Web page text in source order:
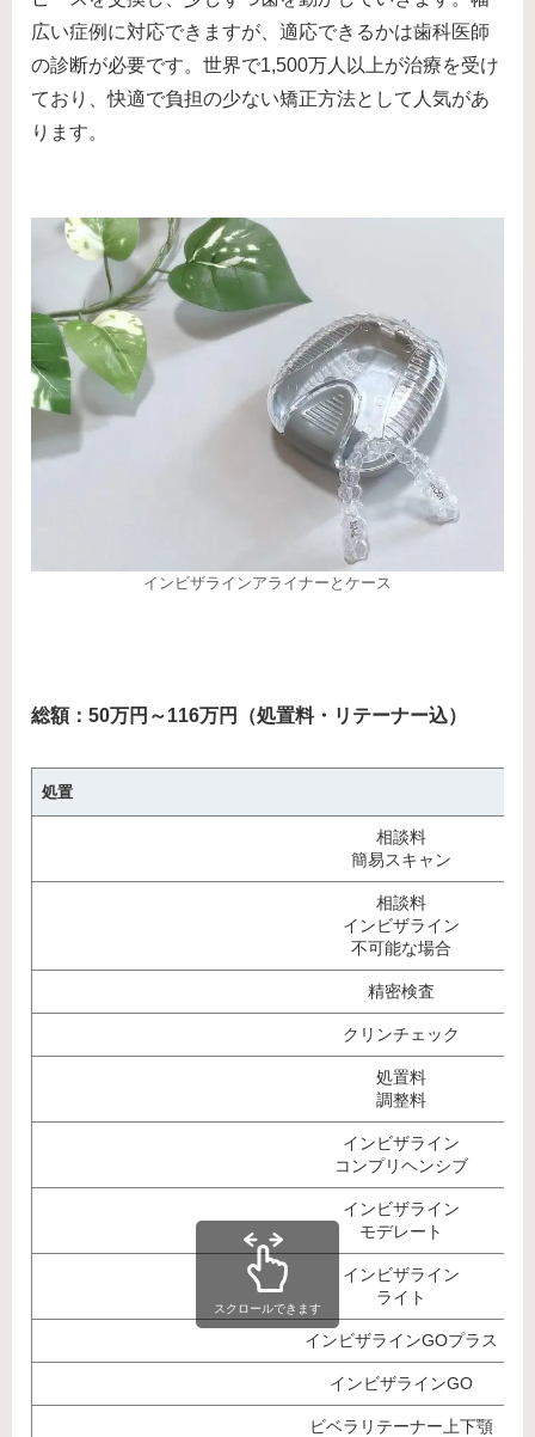
広い症例に対応できますが、適応できるかは歯科医師
の診断が必要です。世界で1,500万人以上が治療を受け
ており、快適で負担の少ない矯正方法として人気があ
ります。
インビザラインアライナーとケース
総額：50万円～116万円（処置料・リテーナー込）
処置
相談料
簡易スキャン
相談料
インビザライン
不可能な場合
精密検査
クリンチェック
処置料
調整料
インビザライン
コンプリヘンシブ
インビザライン
モデレート
インビザライン
ライト
インビザラインGOプラス
インビザラインGO
ビベラリテーナー上下顎
スクロールできます